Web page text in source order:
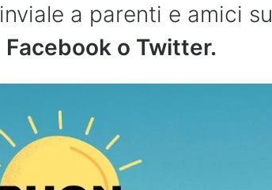
a parenti e amici su
o Twitter.